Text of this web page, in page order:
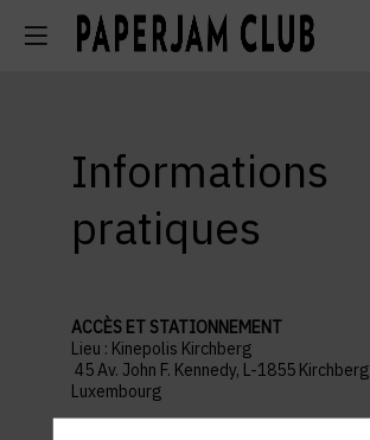
Informations
pratiques
ACCÈS ET STATIONNEMENT
Lieu : Kinepolis Kirchberg
45 Av. John F. Kennedy, L-1855 Kirchberg
Luxembourg